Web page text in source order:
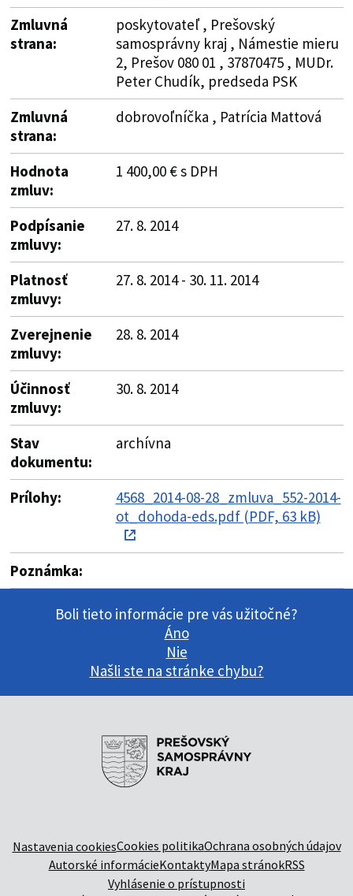
Zmluvná
strana:
poskytovateľ , Prešovský
samosprávny kraj , Námestie mieru
2, Prešov 080 01 , 37870475 , MUDr.
Peter Chudík, predseda PSK
Zmluvná
strana:
dobrovoľníčka , Patrícia Mattová
Hodnota
zmluv:
1 400,00 € s DPH
Podpísanie
zmluvy:
27. 8. 2014
Platnosť
zmluvy:
27. 8. 2014 - 30. 11. 2014
Zverejnenie
zmluvy:
28. 8. 2014
Účinnosť
zmluvy:
30. 8. 2014
Stav
dokumentu:
archívna
Prílohy:
4568_2014-08-28_zmluva_552-2014-
ot_dohoda-eds.pdf (PDF, 63 kB)
Poznámka:
Boli tieto informácie pre vás užitočné?
Áno
Nie
Našli ste na stránke chybu?
Nastavenia cookiesCookies politikaOchrana osobných údajov
Autorské informácieKontaktyMapa stránokRSS
Vyhlásenie o prístupnosti